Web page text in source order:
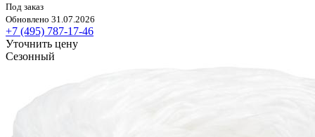
Под заказ
Обновлено 31.07.2026
+7 (495) 787-17-46
Уточнить цену
Сезонный